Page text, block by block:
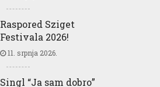
Raspored Sziget
Festivala 2026!
11. srpnja 2026.
Singl “Ja sam dobro”